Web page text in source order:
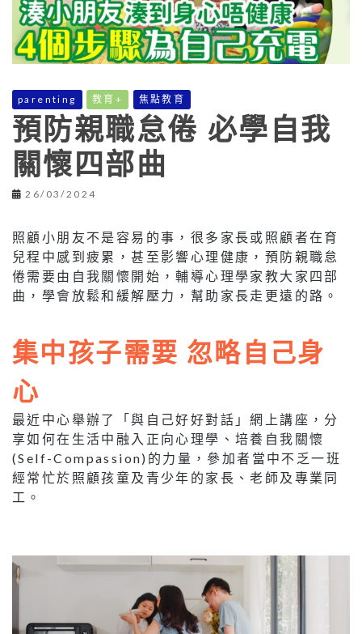
parenting 教育+ 焦點教育
預防親職怠倦 必學自我
關懷四部曲
26/03/2024
照顧小朋友不是容易的事，很多家長或照顧者在育
兒程中感到疲累，甚至影響心理健康，預防親職怠
倦需要由自我關懷開始，輔導心理學家教大家四部
曲，學會放鬆和緩解壓力，幫助家長走更遠的路。
集中孩子需要 忽略自己身
心
最近中心舉辦了「與自己好好對話」網上講座，分
享如何在生活中融入正向心理學、培養自我關懷
(Self-Compassion)的力量，參加者當中不乏一班
經常忙於照顧孩童及青少年的家長、老師及專業同
工。